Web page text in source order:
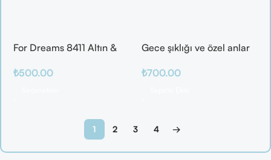
For Dreams 8411 Altın &
Takımı
₺500.00
Gece şıklığı ve özel anlar
₺700.00
1 2 3 4 →